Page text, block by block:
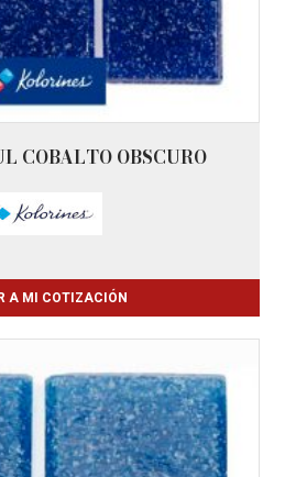
COBALTO OBSCURO
A MI COTIZACIÓN